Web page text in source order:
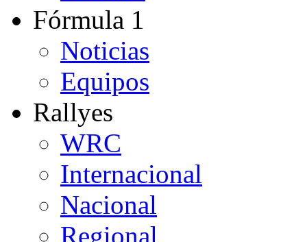
Fórmula 1
Noticias
Equipos
Rallyes
WRC
Internacional
Nacional
Regional